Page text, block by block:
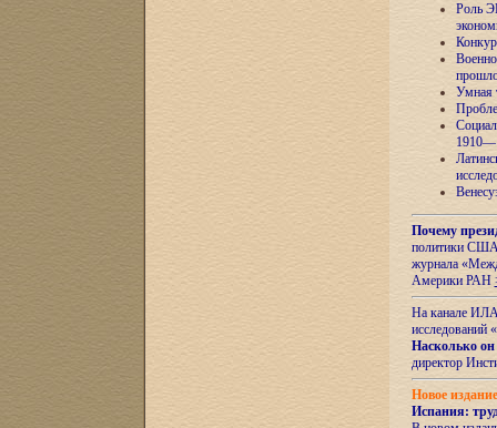
Роль
Умная
Почему
политики США
журнала
Америки РАН
На канале ИЛА
исследований «
Насколько он
директор
Новое
Испания: